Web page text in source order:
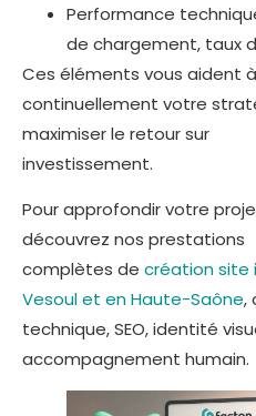
Performance
de chargement, taux
Ces éléments vous aident
continuellement votre
maximiser le retour sur
investissement.
Pour approfondir votre
découvrez nos prestations
complètes de création site
Vesoul et en Haute-Saône,
technique, SEO, identité
accompagnement humain.